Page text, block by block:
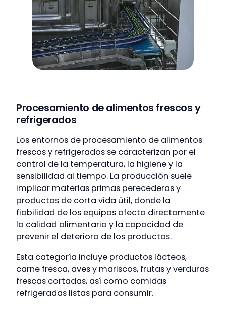
Procesamiento de alimentos frescos y
refrigerados
Los entornos de procesamiento de alimentos
frescos y refrigerados se caracterizan por el
control de la temperatura, la higiene y la
sensibilidad al tiempo. La producción suele
implicar materias primas perecederas y
productos de corta vida útil, donde la
fiabilidad de los equipos afecta directamente
la calidad alimentaria y la capacidad de
prevenir el deterioro de los productos.
Esta categoría incluye productos lácteos,
carne fresca, aves y mariscos, frutas y verduras
frescas cortadas, así como comidas
refrigeradas listas para consumir.